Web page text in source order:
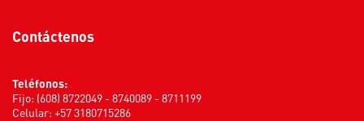
Contáctenos
Teléfonos:
Fijo: (608) 8722049 - 8740089 - 8711199
Celular: +57 3180715286